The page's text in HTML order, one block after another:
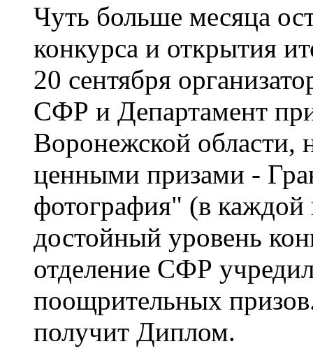
Чуть больше месяца
конкурса и открытия
20 сентября
СФР и Департамент
Воронежской области,
ценными призами -
фотография" (в
достойный уровень
отделение СФР
поощрительных
получит Диплом.